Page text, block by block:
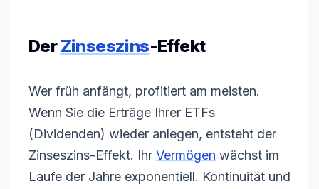
DerZinseszins-Effekt
Wer früh anfängt, profitiert am meisten.
Wenn Sie die Erträge Ihrer ETFs
(Dividenden) wieder anlegen, entsteht der
Zinseszins-Effekt. Ihr Vermögen wächst im
Laufe der Jahre exponentiell. Kontinuität und